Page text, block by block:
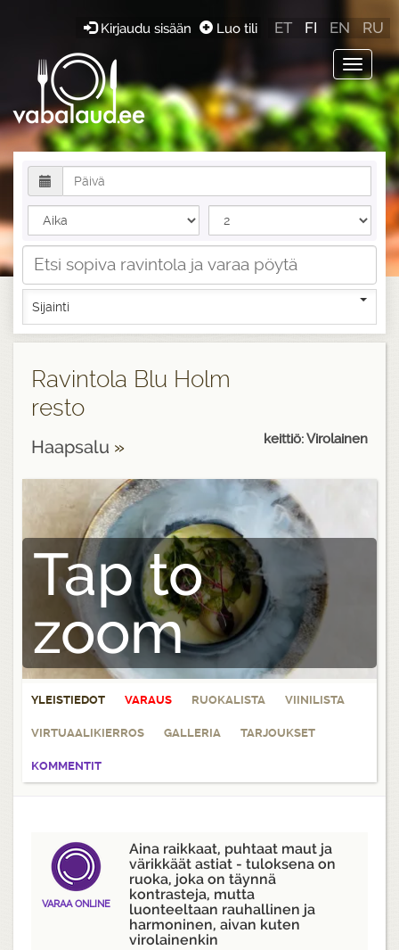
Toggle
Kirjaudu sisään Luo tili ET FI EN RU
Sijainti
Ravintola Blu Holm
resto
Haapsalu » keittiö: Virolainen
Tap to
zoom
YLEISTIEDOT VARAUS RUOKALISTA VIINILISTA
VIRTUAALIKIERROS GALLERIA TARJOUKSET
KOMMENTIT
VARAA ONLINE
Aina raikkaat, puhtaat maut ja
värikkäät astiat - tuloksena on
ruoka, joka on täynnä
kontrasteja, mutta
luonteeltaan rauhallinen ja
harmoninen, aivan kuten
virolainenkin